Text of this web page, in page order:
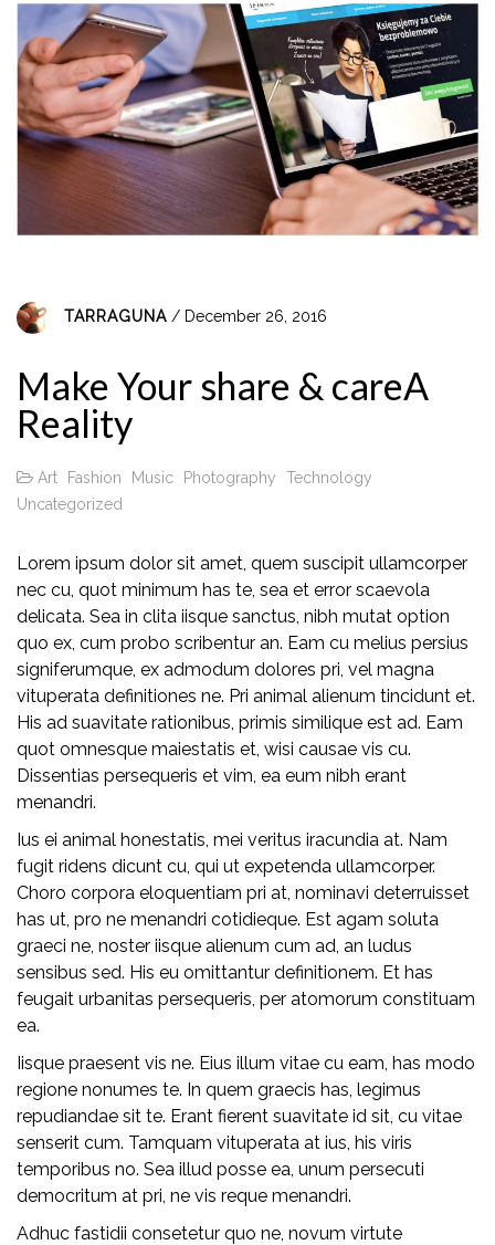
TARRAGUNA / December 26, 2016
Make Your share & careA
Reality
Art Fashion Music Photography
Technology
Uncategorized
Lorem ipsum dolor sit amet, quem suscipit ullamcorper
nec cu, quot minimum has te, sea et error scaevola
delicata. Sea in clita iisque sanctus, nibh mutat option
quo ex, cum probo scribentur an. Eam cu melius persius
signiferumque, ex admodum dolores pri, vel magna
vituperata definitiones ne. Pri animal alienum tincidunt et.
His ad suavitate rationibus, primis similique est ad. Eam
quot omnesque maiestatis et, wisi causae vis cu.
Dissentias persequeris et vim, ea eum nibh erant
menandri.
Ius ei animal honestatis, mei veritus iracundia at. Nam
fugit ridens dicunt cu, qui ut expetenda ullamcorper.
Choro corpora eloquentiam pri at, nominavi deterruisset
has ut, pro ne menandri cotidieque. Est agam soluta
graeci ne, noster iisque alienum cum ad, an ludus
sensibus sed. His eu omittantur definitionem. Et has
feugait urbanitas persequeris, per atomorum constituam
ea.
Iisque praesent vis ne. Eius illum vitae cu eam, has modo
regione nonumes te. In quem graecis has, legimus
repudiandae sit te. Erant fierent suavitate id sit, cu vitae
senserit cum. Tamquam vituperata at ius, his viris
temporibus no. Sea illud posse ea, unum persecuti
democritum at pri, ne vis reque menandri.
Adhuc fastidii consetetur quo ne, novum virtute